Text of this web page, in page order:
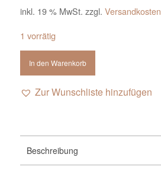
inkl. 19 % MwSt. zzgl. Versandkosten
1 vorrätig
In den Warenkorb
Zur Wunschliste hinzufügen
Beschreibung